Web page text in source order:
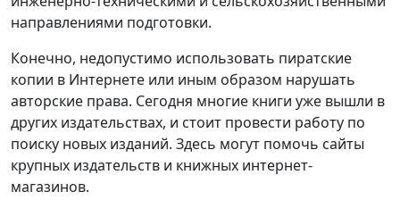
направлениями подготовки.
Конечно, недопустимо использовать пиратские
копии в Интернете или иным образом нарушать
авторские права. Сегодня многие книги уже вышли в
других издательствах, и стоит провести работу по
поиску новых изданий. Здесь могут помочь сайты
крупных издательств и книжных интернет-
магазинов.